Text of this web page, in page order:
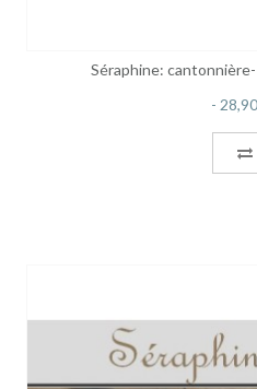
Séraphine: